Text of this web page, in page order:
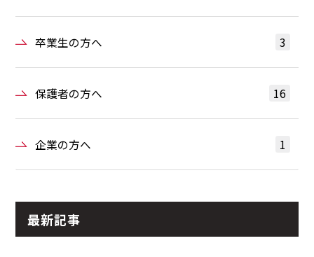
卒業生の方へ 3
保護者の方へ 16
企業の方へ 1
最新記事